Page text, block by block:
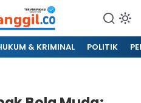
& KRIMINAL POLITIK